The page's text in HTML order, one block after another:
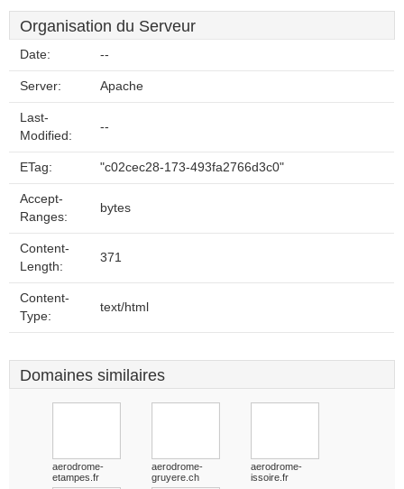
Organisation du Serveur
Date: --
Server: Apache
Last-
Modified:
--
ETag: "c02cec28-173-493fa2766d3c0"
Accept-
Ranges:
bytes
Content-
Length:
371
Content-
Type:
text/html
Domaines similaires
aerodrome-
etampes.fr
aerodrome-
gruyere.ch
aerodrome-
issoire.fr